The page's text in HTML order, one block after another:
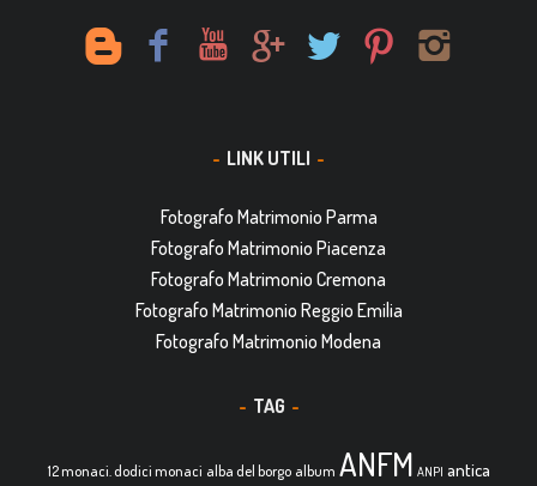
LINK UTILI
Fotografo Matrimonio Parma
Fotografo Matrimonio Piacenza
Fotografo Matrimonio Cremona
Fotografo Matrimonio Reggio Emilia
Fotografo Matrimonio Modena
TAG
12 monaci. dodici monaci alba del borgo album ANFM ANPI antica